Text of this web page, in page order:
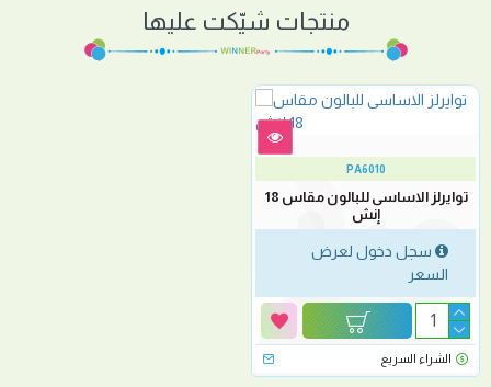
منتجات شيّكت عليها
PA6010
توايرلز الاساسى للبالون مقاس 18
إنش
سجل دخول لعرض
السعر
الشراء السريع